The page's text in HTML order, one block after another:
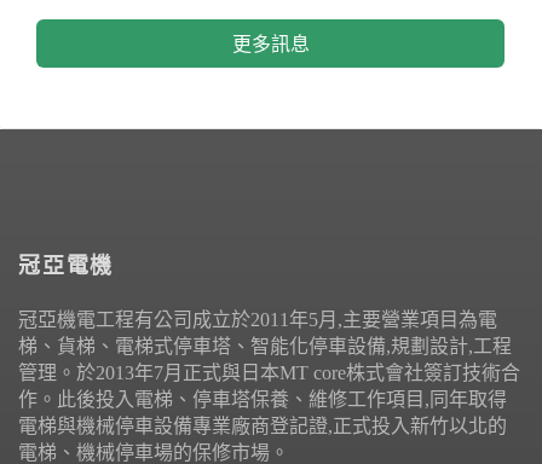
更多訊息
冠亞電機
冠亞機電工程有公司成立於2011年5月,主要營業項目為電
梯、貨梯、電梯式停車塔、智能化停車設備,規劃設計,工程
管理。於2013年7月正式與日本MT core株式會社簽訂技術合
作。此後投入電梯、停車塔保養、維修工作項目,同年取得
電梯與機械停車設備專業廠商登記證,正式投入新竹以北的
電梯、機械停車場的保修市場。